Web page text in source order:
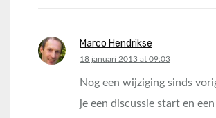
Marco Hendrikse
says:
18 januari 2013 at 09:03
Nog een wijziging sinds
je een discussie start en